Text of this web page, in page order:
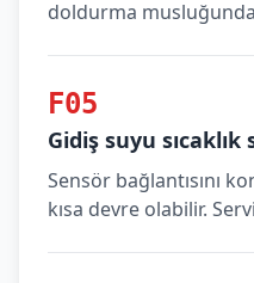
doldurma
F05
Gidiş suyu sıcaklık
Sensör bağlantısını
kısa devre olabilir.